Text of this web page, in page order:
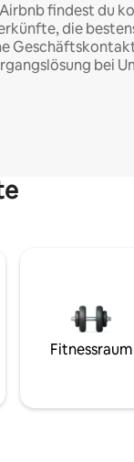
findest du
die
bei
Fitnessraum